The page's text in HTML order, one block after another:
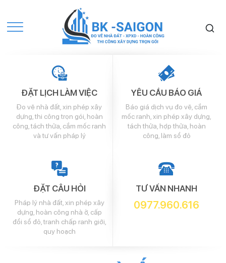
ĐẶT LỊCH LÀM VIỆC
Đo vẽ nhà đất, xin phép xây
dựng, thi công trọn gói, hoàn
công, tách thửa, cắm mốc ranh
và tư vấn pháp lý
YÊU CẦU BÁO GIÁ
Báo giá dịch vụ đo vẽ, cắm
mốc ranh, xin phép xây dựng,
tách thửa, hợp thửa, hoàn
công, làm sổ đỏ
ĐẶT CÂU HỎI
Pháp lý nhà đất, xin phép xây
dựng, hoàn công nhà ở, cấp
đổi sổ đỏ, tranh chấp ranh giới,
quy hoạch
TƯ VẤN NHANH
0977.960.616